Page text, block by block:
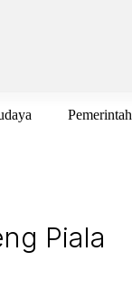
Pemerintah
Piala